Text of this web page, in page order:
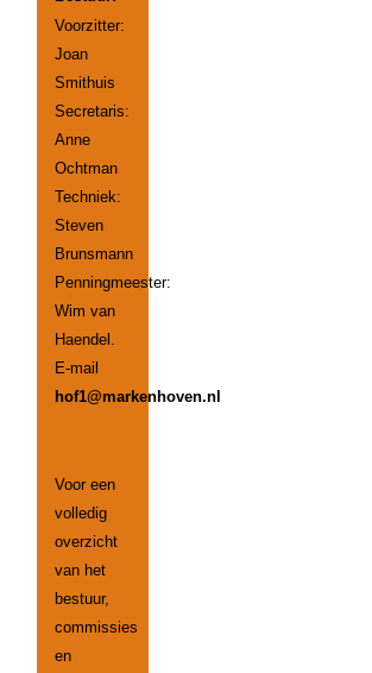
Voorzitter:
Joan
Smithuis
Secretaris:
Anne
Ochtman
Techniek:
Steven
Brunsmann
Penningmeester:
Wim van
Haendel.
E-mail
hof1@markenhoven.nl
Voor een
volledig
overzicht
van het
bestuur,
commissies
en